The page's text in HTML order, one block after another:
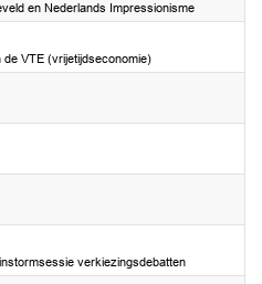
en Nederlands Impressionisme
VTE (vrijetijdseconomie)
verkiezingsdebatten